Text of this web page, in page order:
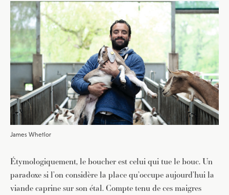
James Whetlor
Étymologiquement, le boucher est celui qui tue le bouc. Un
paradoxe si l’on considère la place qu’occupe aujourd’hui la
viande caprine sur son étal. Compte tenu de ces maigres